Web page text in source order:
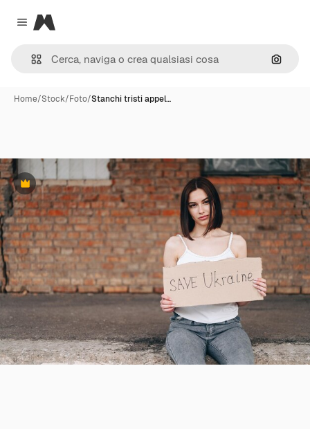
Close menu
Magnific
Cerca
Home/Stock/Foto/Stanchi tristi appel…
Premium